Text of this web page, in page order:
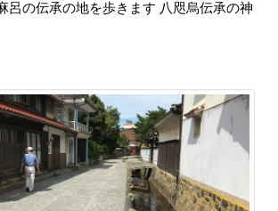
呂の伝承の地を歩きます 八咫烏伝承の神